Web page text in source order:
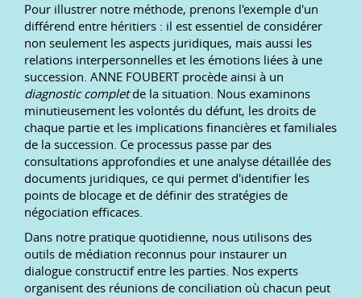
Pour illustrer notre méthode, prenons l'exemple d'un
différend entre héritiers : il est essentiel de considérer
non seulement les aspects juridiques, mais aussi les
relations interpersonnelles et les émotions liées à une
succession. ANNE FOUBERT procède ainsi à un
diagnostic completde la situation. Nous examinons
minutieusement les volontés du défunt, les droits de
chaque partie et les implications financières et familiales
de la succession. Ce processus passe par des
consultations approfondies et une analyse détaillée des
documents juridiques, ce qui permet d'identifier les
points de blocage et de définir des stratégies de
négociation efficaces.
Dans notre pratique quotidienne, nous utilisons des
outils de médiation reconnus pour instaurer un
dialogue constructif entre les parties. Nos experts
organisent des réunions de conciliation où chacun peut